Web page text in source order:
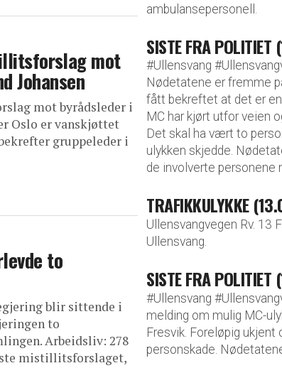
mot
Johansen
mot byrådsleder i
Oslo er vanskjøttet
gruppeleder i
to
blir sittende i
to
Arbeidsliv: 278
mistillitsforslaget,
ambulansepersonell.
SISTE FRA POLITIET
#Ullensvang
Nødetatene er fremme
fått bekreftet at det er en
MC har kjørt utfor veien
Det skal ha vært to
ulykken skjedde.
de involverte personene
TRAFIKKULYKKE
Ullensvangvegen Rv. 13
Ullensvang.
SISTE FRA
#Ullensvang
melding om mulig MC-
Fresvik. Foreløpig ukjent
personskade.